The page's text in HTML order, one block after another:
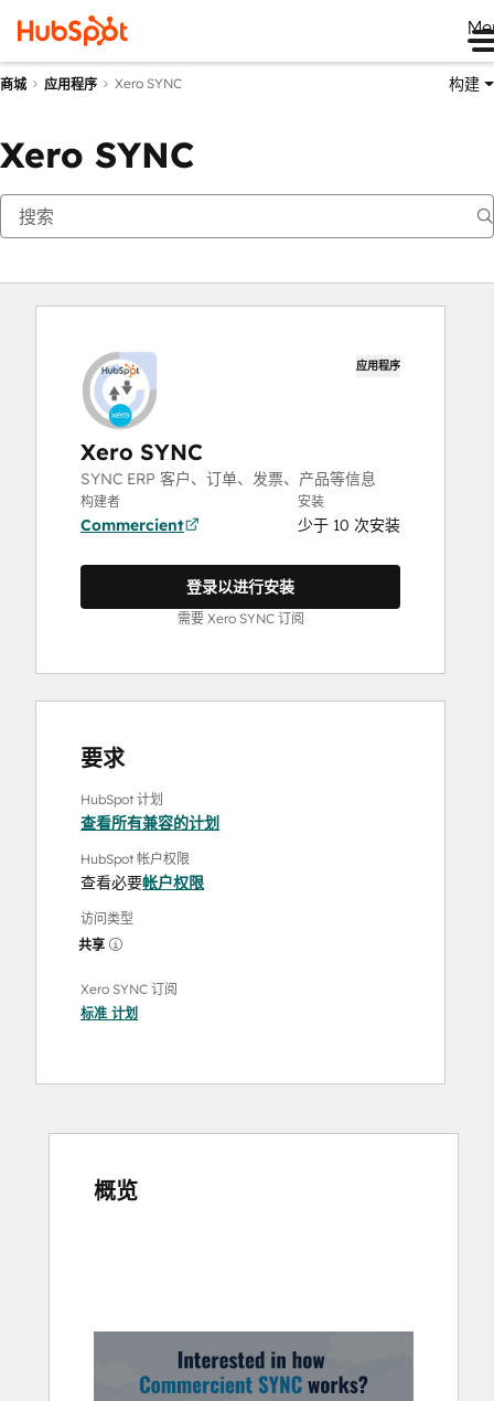
商城 应用程序 Xero SYNC 构建
Xero SYNC
应用程序
Xero SYNC
SYNC ERP 客户、订单、发票、产品等信息
构建者
Commercient
安装
少于 10 次安装
登录以进行安装
需要 Xero SYNC 订阅
要求
HubSpot 计划
查看所有兼容的计划
HubSpot 帐户权限
查看必要帐户权限
访问类型
共享
Xero SYNC 订阅
标准 计划
概览